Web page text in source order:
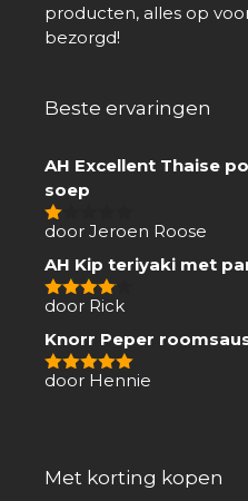
producten, alles op
bezorgd!
Beste ervaringen
AH Excellent Thaise
soep
1
5
door Jeroen Roose
AH Kip teriyaki met
4van 5
door Rick
Knorr Peper
5van 5
door Hennie
Met korting kopen